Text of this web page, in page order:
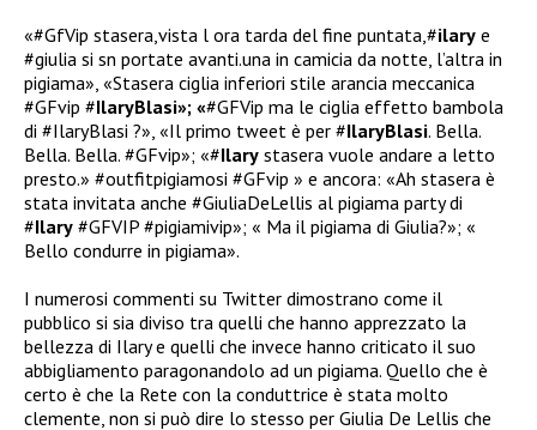
«#GfVip stasera,vista l ora tarda del fine puntata, #ilary e
#giulia si sn portate avanti.una in camicia da notte, l’altra in
pigiama», «Stasera ciglia inferiori stile arancia meccanica
#GFvip #IlaryBlasi»; «#GFVip ma le ciglia effetto bambola
di #IlaryBlasi ?», «Il primo tweet è per #IlaryBlasi. Bella.
Bella. Bella. #GFvip»; «#Ilary stasera vuole andare a letto
presto.» #outfitpigiamosi #GFvip » e ancora: «Ah stasera è
stata invitata anche #GiuliaDeLellis al pigiama party di
#Ilary #GFVIP #pigiamivip»; « Ma il pigiama di Giulia?»; «
Bello condurre in pigiama».
I numerosi commenti su Twitter dimostrano come il
pubblico si sia diviso tra quelli che hanno apprezzato la
bellezza di Ilary e quelli che invece hanno criticato il suo
abbigliamento paragonandolo ad un pigiama. Quello che è
certo è che la Rete con la conduttrice è stata molto
clemente, non si può dire lo stesso per Giulia De Lellis che